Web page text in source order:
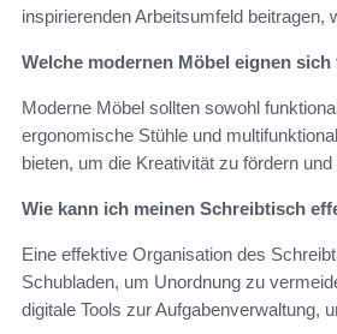
inspirierenden Arbeitsumfeld
Welche modernen Möbel eignen
Moderne Möbel sollten sowohl
ergonomische Stühle und
bieten, um die Kreativität zu fördern
Wie kann ich meinen Schreibtisch
Eine effektive Organisation des
Schubladen, um Unordnung zu
digitale Tools zur Aufgabenverwaltung,